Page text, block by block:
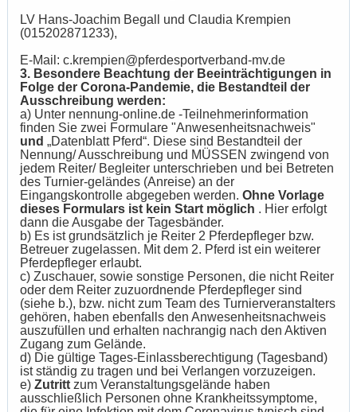
LV Hans-Joachim Begall und Claudia Krempien
(015202871233),
E-Mail: c.krempien@pferdesportverband-mv.de
3. Besondere Beachtung der Beeinträchtigungen in
Folge der Corona-Pandemie, die Bestandteil der
Ausschreibung werden:
a) Unter nennung-online.de -Teilnehmerinformation
finden Sie zwei Formulare "Anwesenheitsnachweis"
und „Datenblatt Pferd“. Diese sind Bestandteil der
Nennung/ Ausschreibung und MÜSSEN zwingend von
jedem Reiter/ Begleiter unterschrieben und bei Betreten
des Turnier-geländes (Anreise) an der
Eingangskontrolle abgegeben werden. Ohne Vorlage
dieses Formulars ist kein Start möglich . Hier erfolgt
dann die Ausgabe der Tagesbänder.
b) Es ist grundsätzlich je Reiter 2 Pferdepfleger bzw.
Betreuer zugelassen. Mit dem 2. Pferd ist ein weiterer
Pferdepfleger erlaubt.
c) Zuschauer, sowie sonstige Personen, die nicht Reiter
oder dem Reiter zuzuordnende Pferdepfleger sind
(siehe b.), bzw. nicht zum Team des Turnierveranstalters
gehören, haben ebenfalls den Anwesenheitsnachweis
auszufüllen und erhalten nachrangig nach den Aktiven
Zugang zum Gelände.
d) Die gültige Tages-Einlassberechtigung (Tagesband)
ist ständig zu tragen und bei Verlangen vorzuzeigen.
e) Zutritt zum Veranstaltungsgelände haben
ausschließlich Personen ohne Krankheitssymptome,